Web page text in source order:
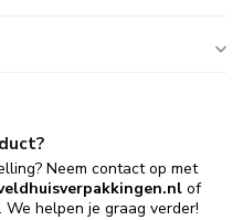
Neem contact op met
of
helpen je graag verder!